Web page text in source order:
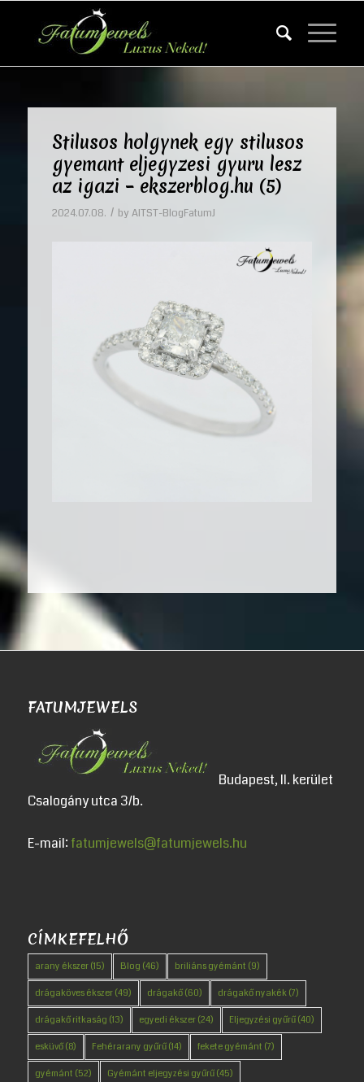
Stilusos holgynek egy stilusos
gyemant eljegyzesi gyuru lesz
az igazi – ekszerblog.hu (5)
2024.07.08. / by AITST-BlogFatumJ
FATUMJEWELS
Budapest, II. kerület
Csalogány utca 3/b.
E-mail: fatumjewels@fatumjewels.hu
CÍMKEFELHŐ
arany ékszer(15) Blog (46) briliáns gyémánt (9)
drágaköves ékszer(49) drágakő(60) drágakő nyakék(7)
drágakő ritkaság (13) egyedi ékszer(24) Eljegyzési gyűrű(40)
esküvő(8) Fehérarany gyűrű(14) fekete gyémánt (7)
gyémánt (52) Gyémánt eljegyzési gyűrű(45)